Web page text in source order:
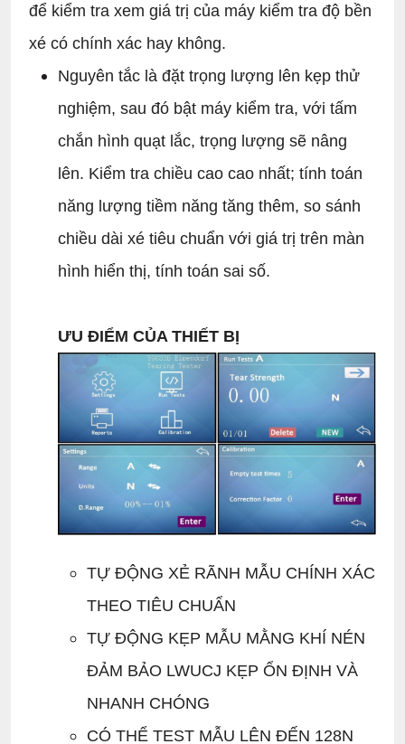
để kiểm tra xem giá trị của máy kiểm tra độ bền
xé có chính xác hay không.
Nguyên tắc là đặt trọng lượng lên kẹp thử
nghiệm, sau đó bật máy kiểm tra, với tấm
chắn hình quạt lắc, trọng lượng sẽ nâng
lên. Kiểm tra chiều cao cao nhất; tính toán
năng lượng tiềm năng tăng thêm, so sánh
chiều dài xé tiêu chuẩn với giá trị trên màn
hình hiển thị, tính toán sai số.
ƯU ĐIỂM CỦA THIẾT BỊ
TỰ ĐỘNG XẺ RÃNH MẪU CHÍNH XÁC
THEO TIÊU CHUẨN
TỰ ĐỘNG KẸP MẪU MẰNG KHÍ NÉN
ĐẢM BẢO LWUCJ KẸP ỔN ĐỊNH VÀ
NHANH CHÓNG
CÓ THỂ TEST MẪU LÊN ĐẾN 128N